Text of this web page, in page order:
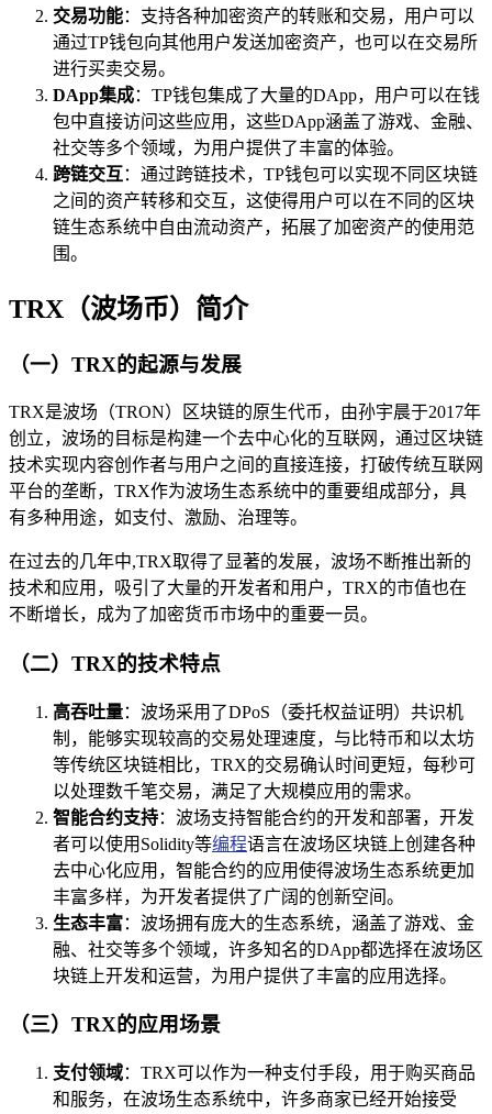
交易功能：支持各种加密资产的转账和交易，用户可以
通过TP钱包向其他用户发送加密资产，也可以在交易所
进行买卖交易。
DApp集成：TP钱包集成了大量的DApp，用户可以在钱
包中直接访问这些应用，这些DApp涵盖了游戏、金融、
社交等多个领域，为用户提供了丰富的体验。
跨链交互 ：通过跨链技术，TP钱包可以实现不同区块链
之间的资产转移和交互，这使得用户可以在不同的区块
链生态系统中自由流动资产，拓展了加密资产的使用范
围。
TRX（波场币）简介
（一）TRX的起源与发展
TRX是波场（TRON）区块链的原生代币，由孙宇晨于2017年
创立，波场的目标是构建一个去中心化的互联网，通过区块链
技术实现内容创作者与用户之间的直接连接，打破传统互联网
平台的垄断，TRX作为波场生态系统中的重要组成部分，具
有多种用途，如支付、激励、治理等。
在过去的几年中,TRX取得了显著的发展，波场不断推出新的
技术和应用，吸引了大量的开发者和用户，TRX的市值也在
不断增长，成为了加密货币市场中的重要一员。
（二）TRX的技术特点
高吞吐量：波场采用了DPoS（委托权益证明）共识机
制，能够实现较高的交易处理速度，与比特币和以太坊
等传统区块链相比，TRX的交易确认时间更短，每秒可
以处理数千笔交易，满足了大规模应用的需求。
智能合约支持：波场支持智能合约的开发和部署，开发
者可以使用Solidity等编程语言在波场区块链上创建各种
去中心化应用，智能合约的应用使得波场生态系统更加
丰富多样，为开发者提供了广阔的创新空间。
生态丰富：波场拥有庞大的生态系统，涵盖了游戏、金
融、社交等多个领域，许多知名的DApp都选择在波场区
块链上开发和运营，为用户提供了丰富的应用选择。
（三）TRX的应用场景
支付领域：TRX可以作为一种支付手段，用于购买商品
和服务，在波场生态系统中，许多商家已经开始接受